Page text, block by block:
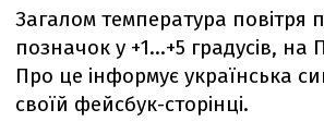
Загалом температура
позначок у +1…+5 градусів, на
Про це інформує українська
своїй фейсбук-сторінці.